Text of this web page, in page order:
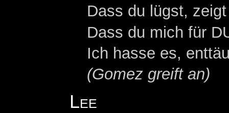
Dass du lügst,
Dass du mich für
Ich hasse es,
(Gomez greift an)
Lee